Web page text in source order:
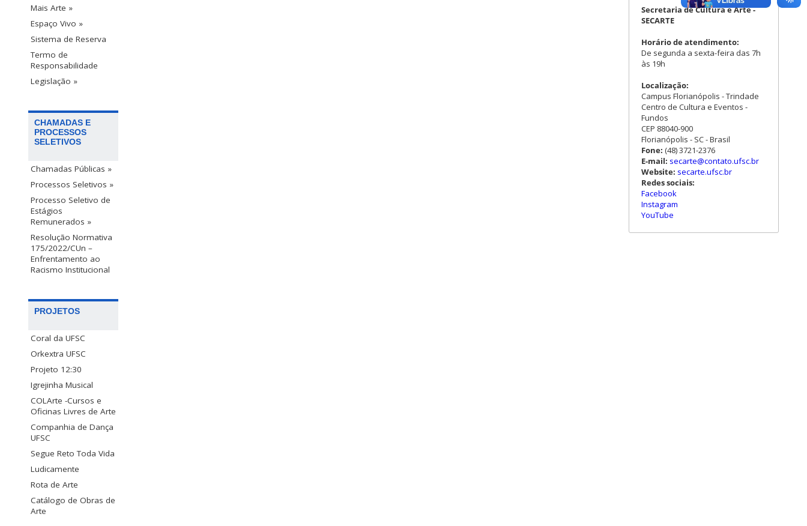
Mais Arte »
Espaço Vivo »
Sistema de Reserva
Termo de
Responsabilidade
Legislação »
CHAMADAS E
PROCESSOS
SELETIVOS
Chamadas Públicas »
Processos Seletivos »
Processo Seletivo de
Estágios
Remunerados »
Resolução Normativa
175/2022/CUn –
Enfrentamento ao
Racismo Institucional
PROJETOS
Coral da UFSC
Orkextra UFSC
Projeto 12:30
Igrejinha Musical
COLArte -Cursos e
Oficinas Livres de Arte
Companhia de Dança
UFSC
Segue Reto Toda Vida
Ludicamente
Rota de Arte
Catálogo de Obras de
Arte
Secretaria de Cultura e Arte -
SECARTE
Horário de atendimento:
De segunda a sexta-feira das 7h
às 19h
Localização:
Campus Florianópolis - Trindade
Centro de Cultura e Eventos -
Fundos
CEP 88040-900
Florianópolis - SC - Brasil
Fone: (48) 3721-2376
E-mail: secarte@contato.ufsc.br
Website: secarte.ufsc.br
Redes sociais:
Facebook
Instagram
YouTube